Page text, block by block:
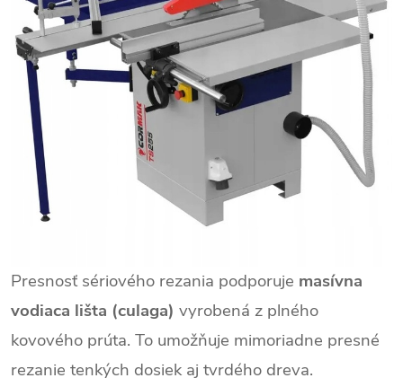
h
a
G
Presnosť sériového rezania podporuje masívna
vodiaca lišta (culaga) vyrobená z plného
kovového prúta. To umožňuje mimoriadne presné
rezanie tenkých dosiek aj tvrdého dreva.